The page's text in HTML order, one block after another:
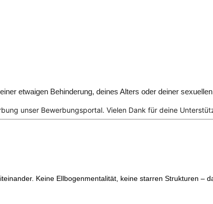
etwaigen Behinderung, deines Alters oder deiner
unser Bewerbungsportal. Vielen Dank für deine
Keine Ellbogenmentalität, keine starren Strukturen –